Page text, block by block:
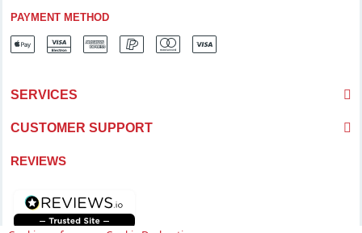
PAYMENT METHOD
SERVICES
CUSTOMER SUPPORT
REVIEWS